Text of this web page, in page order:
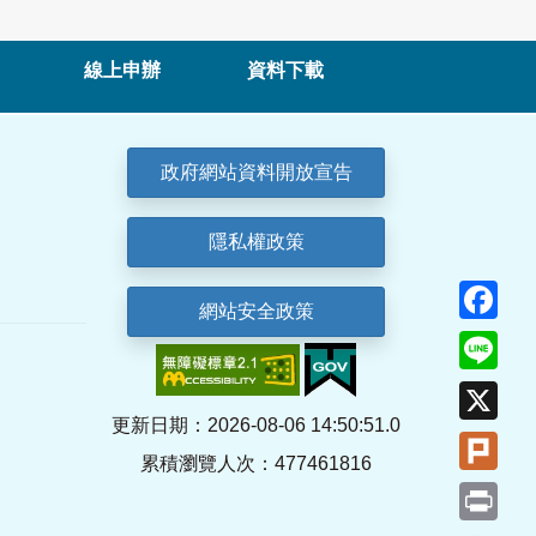
線上申辦 資料下載
政府網站資料開放宣告
隱私權政策
網站安全政策
更新日期：2026-08-06 14:50:51.0
累積瀏覽人次：477461816